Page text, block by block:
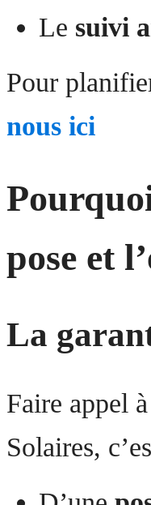
Le suivi
Pour
nous ici
pose et
La
Faire appel
Solaires,